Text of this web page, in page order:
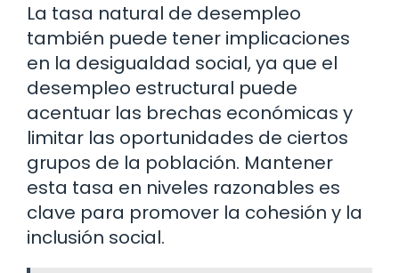
La tasa natural de desempleo
también puede tener implicaciones
en la desigualdad social, ya que el
desempleo estructural puede
acentuar las brechas económicas y
limitar las oportunidades de ciertos
grupos de la población. Mantener
esta tasa en niveles razonables es
clave para promover la cohesión y la
inclusión social.